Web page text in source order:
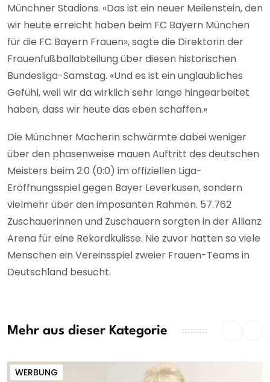
Münchner Stadions. «Das ist ein neuer Meilenstein, den
wir heute erreicht haben beim FC Bayern München
für die FC Bayern Frauen», sagte die Direktorin der
Frauenfußballabteilung über diesen historischen
Bundesliga-Samstag. «Und es ist ein unglaubliches
Gefühl, weil wir da wirklich sehr lange hingearbeitet
haben, dass wir heute das eben schaffen.»
Die Münchner Macherin schwärmte dabei weniger
über den phasenweise mauen Auftritt des deutschen
Meisters beim 2:0 (0:0) im offiziellen Liga-
Eröffnungsspiel gegen Bayer Leverkusen, sondern
vielmehr über den imposanten Rahmen. 57.762
Zuschauerinnen und Zuschauern sorgten in der Allianz
Arena für eine Rekordkulisse. Nie zuvor hatten so viele
Menschen ein Vereinsspiel zweier Frauen-Teams in
Deutschland besucht.
Mehr aus dieser Kategorie
WERBUNG